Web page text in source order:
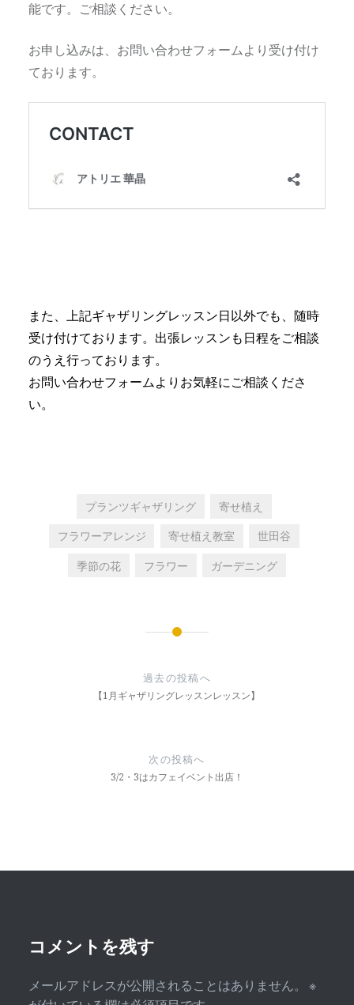
能です。ご相談ください。
お申し込みは、お問い合わせフォームより受け付け
ております。
また、上記ギャザリングレッスン日以外でも、随時
受け付けております。出張レッスンも日程をご相談
のうえ行っております。
お問い合わせフォームよりお気軽にご相談くださ
い。
プランツギャザリング 寄せ植え
フラワーアレンジ 寄せ植え教室 世田谷
季節の花 フラワー ガーデニング
ン
過去の投稿へ
【1月ギャザリングレッスンレッスン】
次の投稿へ
3/2・3はカフェイベント出店！
コメントを残す
メールアドレスが公開されることはありません。
※